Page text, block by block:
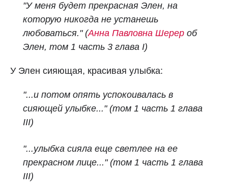
"У меня будет прекрасная Элен, на
которую никогда не устанешь
любоваться." (Анна Павловна Шерер об
Элен, том 1 часть 3 глава I)
У Элен сияющая, красивая улыбка:
"...и потом опять успокоивалась в
сияющей улыбке..." (том 1 часть 1 глава
III)
"...улыбка сияла еще светлее на ее
прекрасном лице..." (том 1 часть 1 глава
III)